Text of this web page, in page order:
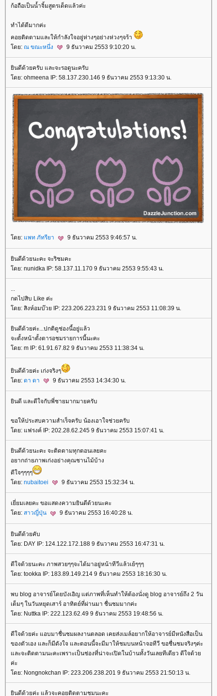
ก้อถือเป็นน้ำจิ้มสูตรเด็ดแล้วค่ะ
ทำได้ดีมากค่ะ
คอยติดตามและให้กำลังใจอยู่ห่างๆอย่างห่วงๆจร้า
ดย: ณ ขณะหนึ่ง 9 ธันวาคม 2553 9:10:20 น.
ินดีด้วยครับ และจะรอดูนะครับ
ดย: ohmeena IP: 58.137.230.146 9 ธันวาคม 2553 9:13:30 น.
ดย: พท ภัทรียา 9 ธันวาคม 2553 9:46:57 น.
ินดีด้วยนะคะ จะริชมคะ
ดย: nunidka IP: 58.137.11.170 9 ธันวาคม 2553 9:55:43 น.
กดไปสิบ Like ค่ะ
ดย: สิงห์อมบ๊วย IP: 223.206.223.231 9 ธันวาคม 2553 11:08:39 น.
ินดีด้วยค่ะ...ปกติดูช่องนี้อยู่แล้ว
จะตั้งหน้าตั้งตารอชมรายการนี้นะคะ
ดย: m IP: 61.91.67.82 9 ธันวาคม 2553 11:38:34 น.
ินดีด้วยค่ะ เก่งจริงๆ
ดย: ดา ดา 9 ธันวาคม 2553 14:34:30 น.
ินดี และดีใจกับพี่ชายมากมายครับ
ขอให้ประสบความสำเร็จครับ น้องเอาใจช่วยครับ
ดย: แฟรงค์ IP: 202.28.62.245 9 ธันวาคม 2553 15:07:41 น.
ินดีด้วยนะคะ จะติดตามทุกตอนเลยคะ
อยากถ่ายภาพเก่งอย่างคุณชานไม้บ้าง
ดีใจๆๆๆๆ
ดย: nubaitoei 9 ธันวาคม 2553 15:32:34 น.
เยี่ยมเลยคะ ขอแสดงความยินดีด้วยนะคะ
ดย: สาวญี่ปุ่น 9 ธันวาคม 2553 16:40:28 น.
ินดีด้วยคับ
ดย: DAY IP: 124.122.172.188 9 ธันวาคม 2553 16:47:31 น.
ดีใจด้วยนะคะ ภาพสวยๆๆจะได้มาอยู่หน้าทีวีแล้วเย้ๆๆๆ
ดย: tookka IP: 183.89.149.214 9 ธันวาคม 2553 18:16:30 น.
พบ blog อาจารย์โดยบังเอิญ แต่ภาพที่เห็นทำให้ต้องนั่งดู blog อาจารย์ถึง 2 วัน
เต็มๆ ในวันหยุดเสาร์ อาทิตย์ที่ผ่านมา ชื่นชมมากค่ะ
ดย: Nuttka IP: 222.123.62.49 9 ธันวาคม 2553 19:48:56 น.
ดีใจด้วยค่ะ แอบมาชื่นชมผลงานตลอด เคยส่งเมล์อยากให้อาจารย์มีหนังสือเป็น
ของตัวเอง และก็มีดังใจ และตอนนี้จะมีมาให้ชมบนหน้าจอทีวี ขอชื่นชมจริงๆค่ะ
ละจะติดตามนะคะเพราะเป็นช่องที่น่าจะเปิดในบ้านทั้งวันเลยทีเดียว ดีใจด้ว
ค่ะ
ดย: Nongnokchan IP: 223.206.238.201 9 ธันวาคม 2553 21:50:13 น.
ินดีด้วยค่ะ แล้วจะคอยติดตามชมนะคะ